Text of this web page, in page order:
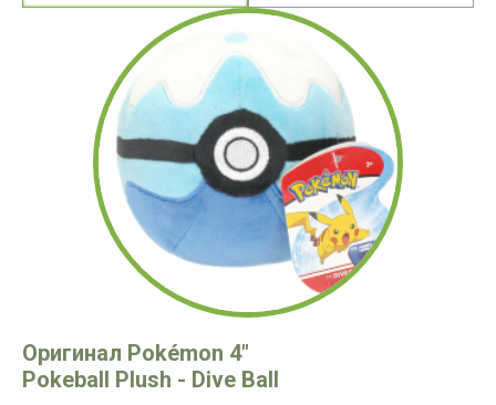
Оригинал Pokémon 4"
Pokeball Plush - Dive Ball